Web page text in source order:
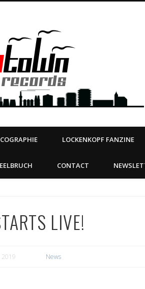
| TOURSERVICE | BOOKING
LOCKENKOPF FANZINE
CONTACT
LIVE!
2019 News